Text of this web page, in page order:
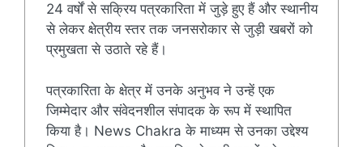
24 वर्षों से सक्रिय पत्रकारिता में जुड़े हुए हैं और स्थानीय
से लेकर क्षेत्रीय स्तर तक जनसरोकार से जुड़ी खबरों को
प्रमुखता से उठाते रहे हैं।
पत्रकारिता के क्षेत्र में उनके अनुभव ने उन्हें एक
जिम्मेदार और संवेदनशील संपादक के रूप में स्थापित
किया है। News Chakra के माध्यम से उनका उद्देश्य